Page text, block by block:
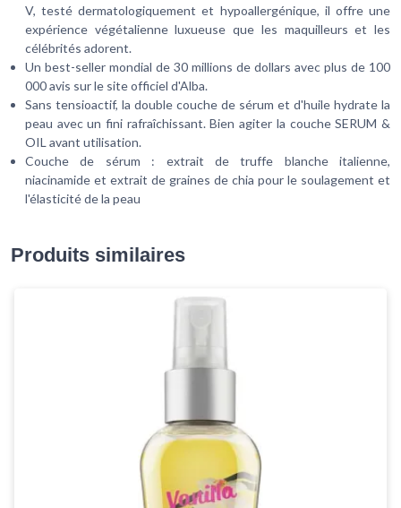
V, testé dermatologiquement et hypoallergénique, il offre une
expérience végétalienne luxueuse que les maquilleurs et les
célébrités adorent.
Un best-seller mondial de 30 millions de dollars avec plus de 100
000 avis sur le site officiel d'Alba.
Sans tensioactif, la double couche de sérum et d'huile hydrate la
peau avec un fini rafraîchissant. Bien agiter la couche SERUM &
OIL avant utilisation.
Couche de sérum : extrait de truffe blanche italienne,
niacinamide et extrait de graines de chia pour le soulagement et
l'élasticité de la peau
Produits similaires